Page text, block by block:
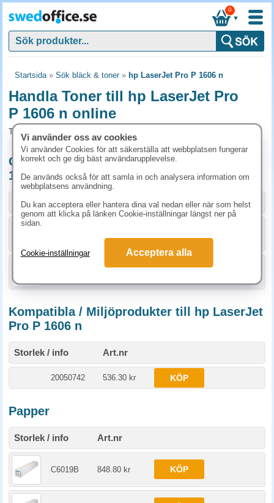
▼
0
Startsida» Sök bläck & toner» hp LaserJet Pro P 1606 n
Handla Toner till hp LaserJet Pro
P 1606 n online
Toner och tillbehör som passar till hp LaserJet Pro P 1606 n
Originalprodukter till hp LaserJet Pro P
1606 n
Storlek / info Art.nr
Kompatibla / Miljöprodukter till hp LaserJet
Pro P 1606 n
Storlek / info Art.nr
20050742 536.30 kr KÖP
Papper
Storlek / info Art.nr
C6019B 848.80 kr KÖP
Vi använder oss av cookies
Vi använder Cookies för att säkerställa att webbplatsen fungerar
korrekt och ge dig bäst användarupplevelse.
De används också för att samla in och analysera information om
webbplatsens användning.
Du kan acceptera eller hantera dina val nedan eller när som helst
genom att klicka på länken Cookie-inställningar längst ner på
sidan.
Cookie-inställningar Acceptera alla